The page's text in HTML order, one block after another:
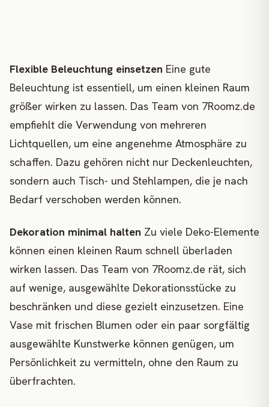
Flexible Beleuchtung einsetzen Eine gute
Beleuchtung ist essentiell, um einen kleinen Raum
größer wirken zu lassen. Das Team von 7Roomz.de
empfiehlt die Verwendung von mehreren
Lichtquellen, um eine angenehme Atmosphäre zu
schaffen. Dazu gehören nicht nur Deckenleuchten,
sondern auch Tisch- und Stehlampen, die je nach
Bedarf verschoben werden können.
Dekoration minimal halten Zu viele Deko-Elemente
können einen kleinen Raum schnell überladen
wirken lassen. Das Team von 7Roomz.de rät, sich
auf wenige, ausgewählte Dekorationsstücke zu
beschränken und diese gezielt einzusetzen. Eine
Vase mit frischen Blumen oder ein paar sorgfältig
ausgewählte Kunstwerke können genügen, um
Persönlichkeit zu vermitteln, ohne den Raum zu
überfrachten.